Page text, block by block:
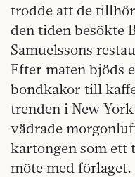
trodde att de
den tiden besökte
Samuelssons
Efter maten bjöds
bondkakor till
trenden i New
vädrade
kartongen som ett
möte med